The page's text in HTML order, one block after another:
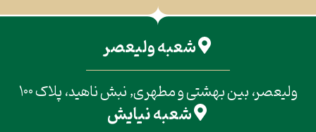
شعبه ولیعصر
ولیعصر، بین بهشتی و مطهری, نبش ناهید، پلاک 100
شعبه نیایش